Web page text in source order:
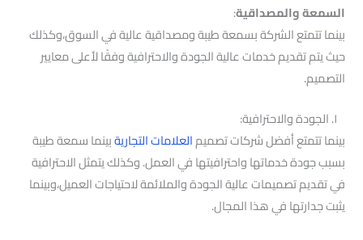
السمعة والمصداقية:
بينما تتمتع الشركة بسمعة طيبة ومصداقية عالية في السوق،وكذلك
حيث يتم تقديم خدمات عالية الجودة والاحترافية وفقًا لأعلى معايير
التصميم.
بينما تتمتع أفضل شركات تصميمالعلامات التجاريةبينما سمعة طيبة
بسبب جودة خدماتها واحترافيتها في العمل. وكذلك يتمثل الاحترافية
في تقديم تصميمات عالية الجودة والملائمة لاحتياجات العميل،وبينما
يثبت جدارتها في هذا المجال.